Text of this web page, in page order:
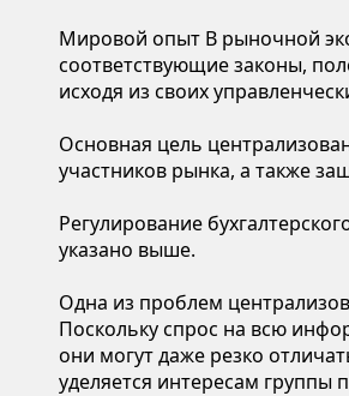
Мировой опыт В рыночной
соответствующие законы,
исходя из своих
Основная цель
участников рынка, а также
Регулирование
указано выше.
Одна из проблем
Поскольку спрос на всю
они могут даже резко
уделяется интересам